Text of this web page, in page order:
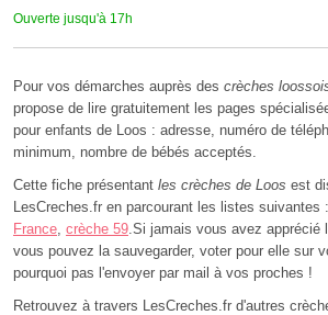
Ouverte jusqu'à 17h
Pour vos démarches auprès des crèches
propose de lire gratuitement les pages
pour enfants de Loos : adresse, numéro de
minimum, nombre de bébés acceptés.
Cette fiche présentant les crèches de Loos est
LesCreches.fr en parcourant les listes suivantes :
France, crèche 59.Si jamais vous avez apprécié
vous pouvez la sauvegarder, voter pour elle sur
pourquoi pas l'envoyer par mail à vos proches !
Retrouvez à travers LesCreches.fr d'autres